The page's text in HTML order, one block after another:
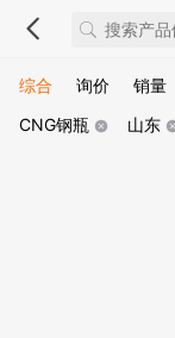
综合 询价 销量
CNG钢瓶
山东